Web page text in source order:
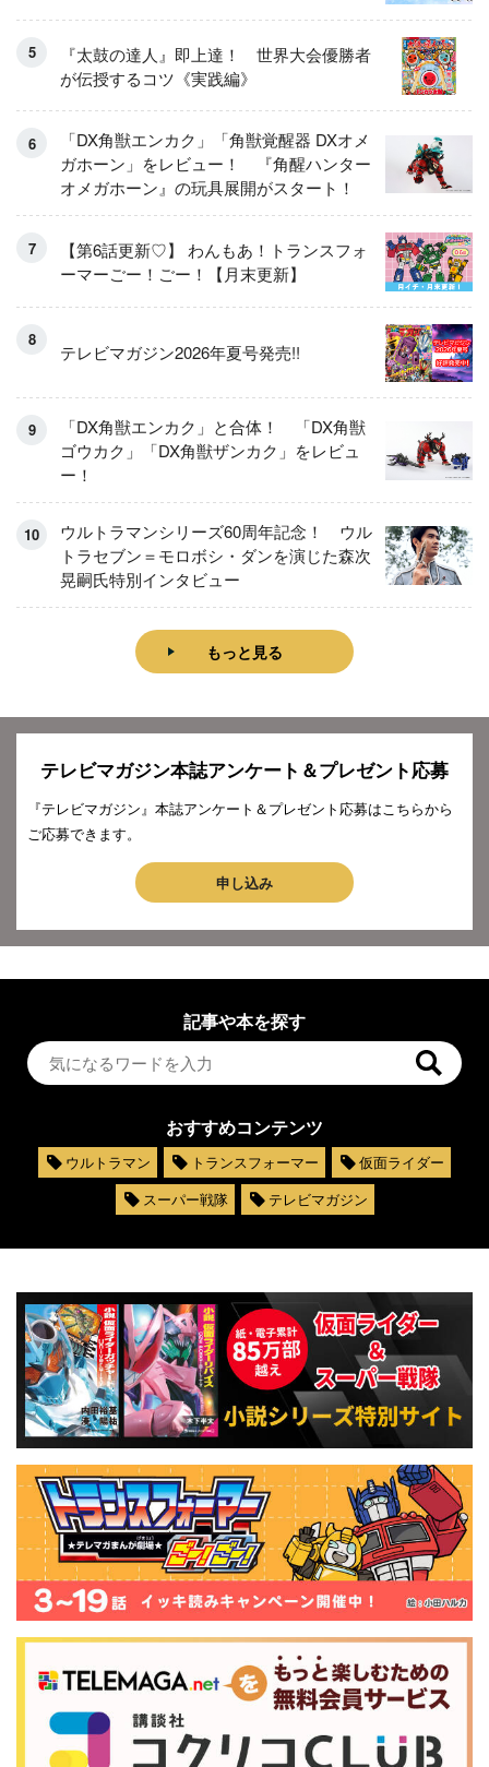
『太鼓の達人』即上達！ 世界大会優勝者
が伝授するコツ《実践編》
「DX角獣エンカク」「角獣覚醒器 DXオメ
ガホーン」をレビュー！ 『角醒ハンター
オメガホーン』の玩具展開がスタート！
【第6話更新♡】 わんもあ！トランスフォ
ーマーごー！ごー！【月末更新】
テレビマガジン2026年夏号発売!!
「DX角獣エンカク」と合体！ 「DX角獣
ゴウカク」「DX角獣ザンカク」をレビュ
ー！
ウルトラマンシリーズ60周年記念！ ウル
トラセブン＝モロボシ・ダンを演じた森次
晃嗣氏特別インタビュー
もっと見る
テレビマガジン本誌アンケート＆プレゼント応募
『テレビマガジン』本誌アンケート＆プレゼント応募はこちらから
ご応募できます。
申し込み
記事や本を探す
おすすめコンテンツ
ウルトラマン トランスフォーマー
仮面ライダー
スーパー戦隊
テレビマガジン